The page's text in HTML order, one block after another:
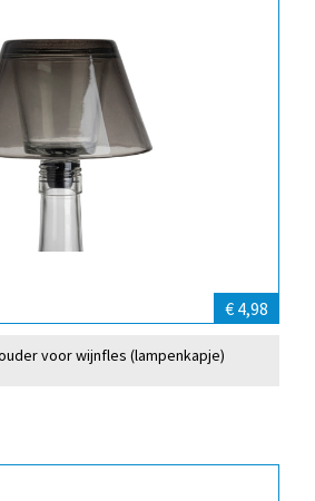
€ 4,98
voor wijnfles (lampenkapje)